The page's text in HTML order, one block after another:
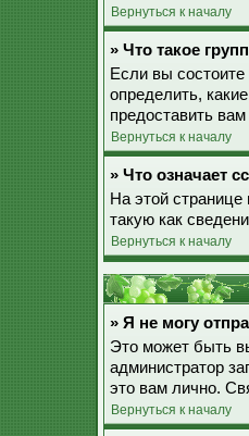
Вернуться к началу
» Что такое
Если вы
определить,
предоставить
Вернуться к началу
» Что означает
На этой
такую как
Вернуться к началу
» Я не могу
Это может быть
администратор
это вам лично.
Вернуться к началу